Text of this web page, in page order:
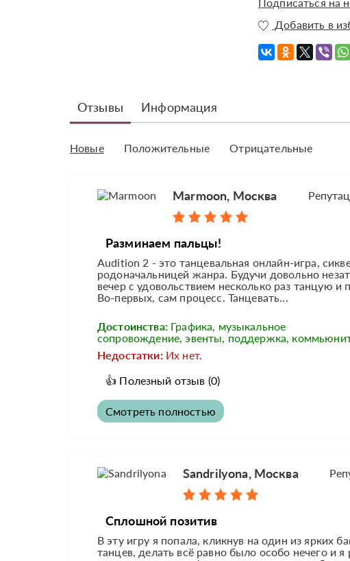
Добавить в
Отзывы Информация
Новые Положительные Отрицательные
Marmoon, Москва
Разминаем пальцы!
Audition 2 - это танцевальная онлайн-игра,
родоначальницей жанра. Будучи довольно
вечер с удовольствием несколько раз танцую
Во-первых, сам процесс. Танцевать...
Достоинства: Графика, музыкальное
сопровождение, эвенты, поддержка,
Недостатки: Их нет.
👍 Полезный отзыв (0)
Смотреть полностью
Sandrilyona, Москва
Сплошной позитив
В эту игру я попала, кликнув на один из ярких
танцев, делать всё равно было особо нечего и